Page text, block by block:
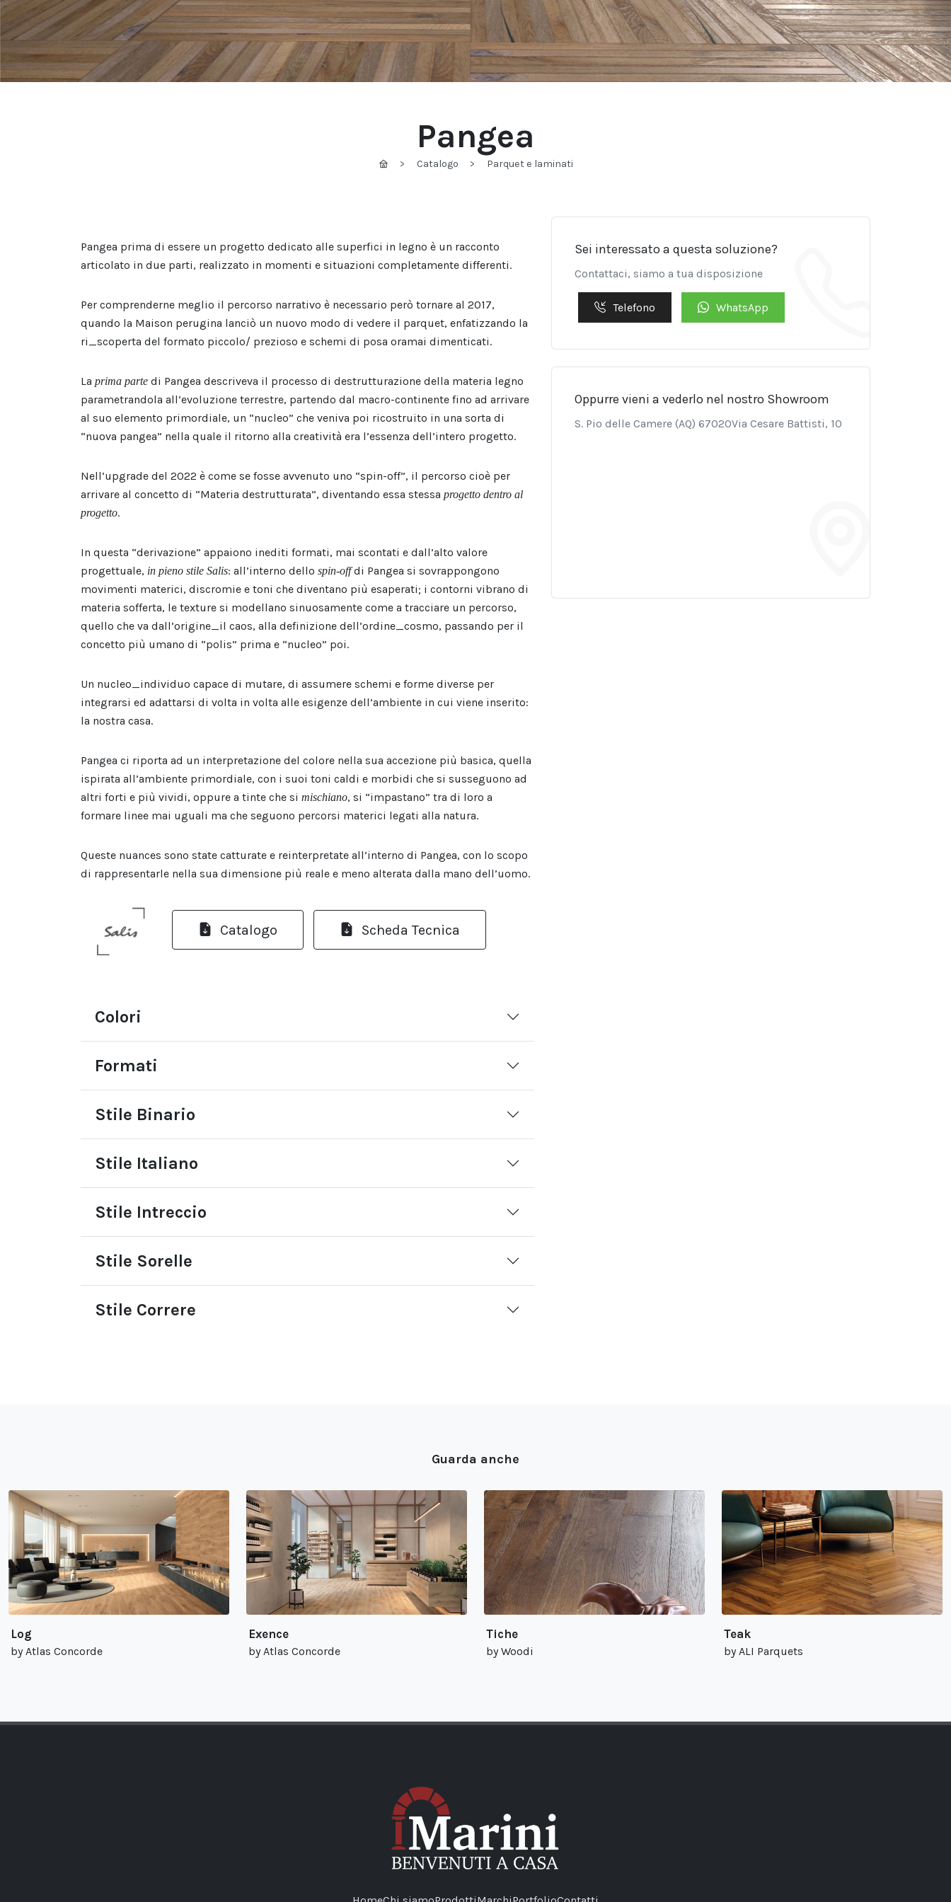
Pangea
Catalogo Parquet e laminati
Pangea prima di essere un progetto dedicato alle superfici in legno è un racconto
articolato in due parti, realizzato in momenti e situazioni completamente differenti.
Per comprenderne meglio il percorso narrativo è necessario però tornare al 2017,
quando la Maison perugina lanciò un nuovo modo di vedere il parquet, enfatizzando la
ri_scoperta del formato piccolo/ prezioso e schemi di posa oramai dimenticati.
La prima parte di Pangea descriveva il processo di destrutturazione della materia legno
parametrandola all’evoluzione terrestre, partendo dal macro-continente fino ad arrivare
al suo elemento primordiale, un “nucleo” che veniva poi ricostruito in una sorta di
“nuova pangea” nella quale il ritorno alla creatività era l’essenza dell’intero progetto.
Nell’upgrade del 2022 è come se fosse avvenuto uno “spin-off”, il percorso cioè per
arrivare al concetto di “Materia destrutturata”, diventando essa stessa progetto dentro al
progetto.
In questa “derivazione” appaiono inediti formati, mai scontati e dall’alto valore
progettuale, in pieno stile Salis: all’interno dello spin-offdi Pangea si sovrappongono
movimenti materici, discromie e toni che diventano più esaperati; i contorni vibrano di
materia sofferta, le texture si modellano sinuosamente come a tracciare un percorso,
quello che va dall’origine_il caos, alla definizione dell’ordine_cosmo, passando per il
concetto più umano di “polis” prima e “nucleo” poi.
Un nucleo_individuo capace di mutare, di assumere schemi e forme diverse per
integrarsi ed adattarsi di volta in volta alle esigenze dell’ambiente in cui viene inserito:
la nostra casa.
Pangea ci riporta ad un interpretazione del colore nella sua accezione più basica, quella
ispirata all’ambiente primordiale, con i suoi toni caldi e morbidi che si susseguono ad
altri forti e più vividi, oppure a tinte che si mischiano, si “impastano” tra di loro a
formare linee mai uguali ma che seguono percorsi materici legati alla natura.
Queste nuances sono state catturate e reinterpretate all’interno di Pangea, con lo scopo
di rappresentarle nella sua dimensione più reale e meno alterata dalla mano dell’uomo.
Catalogo Scheda Tecnica
Colori
Formati
Stile Binario
Stile Italiano
Stile Intreccio
Stile Sorelle
Stile Correre
Sei interessato a questa soluzione?
Contattaci, siamo a tua disposizione
Telefono WhatsApp
Oppurre vieni a vederlo nel nostro Showroom
S. Pio delle Camere (AQ) 67020Via Cesare Battisti, 10
Guarda anche
Log
by Atlas Concorde
Exence
by Atlas Concorde
Tiche
by Woodi
Teak
by ALI Parquets